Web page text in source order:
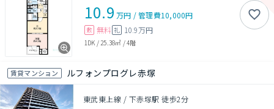
10.9 万円 /管理費10,000円
敷 無料 礼 10.9万円
1DK / 25.38㎡ /4階
賃貸マンション ルフォンプログレ赤塚
東武東上線 / 下赤塚駅 徒歩2分